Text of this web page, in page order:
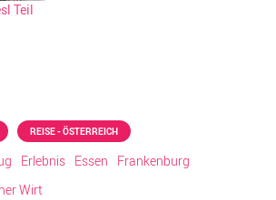
Teil
REISE - ÖSTERREICH
Erlebnis Essen
Frankenburg
Wirt